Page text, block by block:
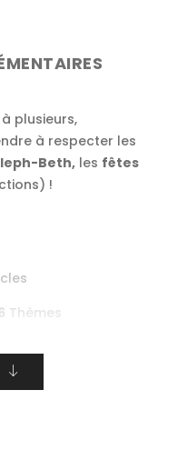
plusieurs,
à respecter les
Beth, les fêtes
!
Thèmes